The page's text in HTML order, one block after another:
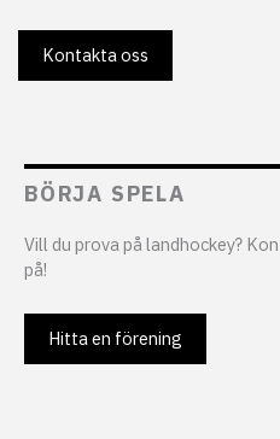
Kontakta oss
BÖRJA SPELA
Vill du prova på landhockey?
på!
Hitta en förening